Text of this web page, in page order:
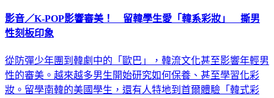
影音／K-POP影響審美！ 留韓學生愛「韓系彩妝」 撕男
性刻板印象
從防彈少年團到韓劇中的「歐巴」，韓流文化甚至影響年輕男
性的審美。越來越多男生開始研究如何保養、甚至學習化彩
妝。留學南韓的美國學生，還有人特地到首爾體驗「韓式彩